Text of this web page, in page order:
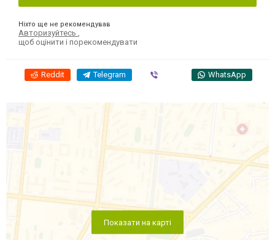
Ніхто ще не рекомендував
Авторизуйтесь
щоб оцінити і порекомендувати
Reddit Telegram WhatsApp
Показати на карті